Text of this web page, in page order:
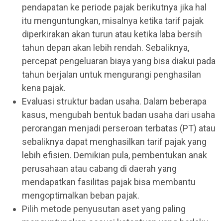
pendapatan ke periode pajak berikutnya jika hal
itu menguntungkan, misalnya ketika tarif pajak
diperkirakan akan turun atau ketika laba bersih
tahun depan akan lebih rendah. Sebaliknya,
percepat pengeluaran biaya yang bisa diakui pada
tahun berjalan untuk mengurangi penghasilan
kena pajak.
Evaluasi struktur badan usaha. Dalam beberapa
kasus, mengubah bentuk badan usaha dari usaha
perorangan menjadi perseroan terbatas (PT) atau
sebaliknya dapat menghasilkan tarif pajak yang
lebih efisien. Demikian pula, pembentukan anak
perusahaan atau cabang di daerah yang
mendapatkan fasilitas pajak bisa membantu
mengoptimalkan beban pajak.
Pilih metode penyusutan aset yang paling